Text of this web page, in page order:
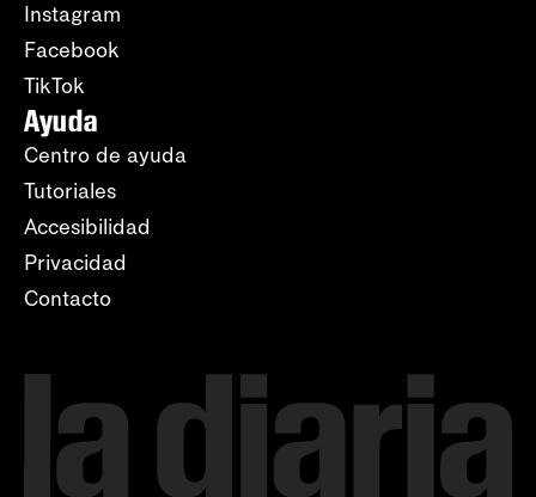
Instagram
Facebook
TikTok
Ayuda
Centro de ayuda
Tutoriales
Accesibilidad
Privacidad
Contacto